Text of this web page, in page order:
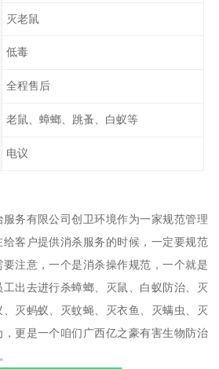
灭老鼠
低毒
全程售后
老鼠、蟑螂、跳蚤、白蚁等
电议
务有限公司创卫环境作为一家规范管理
客户提供消杀服务的时候，一定要规范
注意，一个是消杀操作规范，一个就是
出去进行杀蟑螂、灭鼠、白蚁防治、灭
灭蚂蚁、灭蚊蝇、灭衣鱼、灭螨虫、灭
更是一个咱们广西亿之豪有害生物防治